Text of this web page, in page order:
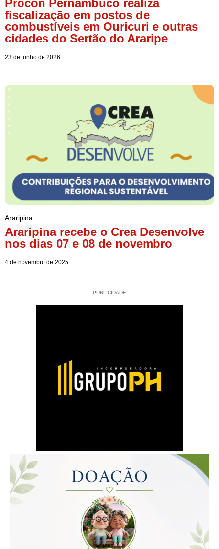
Procon Pernambuco realiza
fiscalização em postos de
combustíveis em Ouricuri e outras
cidades do Sertão do Araripe
23 de junho de 2026
Araripina
Araripina recebe o Crea Desenvolve
nos dias 07 e 08 de novembro
4 de novembro de 2025
PUBLICIDADE